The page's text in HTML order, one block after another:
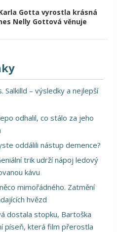
Gotta vyrostla krásná
Nelly Gottová věnuje
Salkilld – výsledky a nejlepší
odhalil, co stálo za jeho
oddálili nástup demence?
trik udrží nápoj ledový
kávu
mimořádného. Zatmění
hvězd
dostala stopku, Bartoška
píseň, která film přerostla